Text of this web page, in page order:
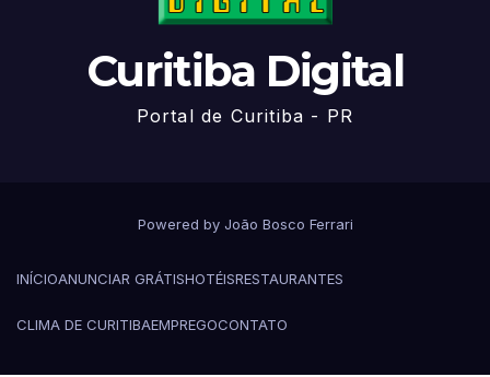
Curitiba Digital
Portal de Curitiba - PR
Powered by João Bosco Ferrari
INÍCIOANUNCIAR GRÁTISHOTÉISRESTAURANTES
CLIMA DE CURITIBAEMPREGOCONTATO